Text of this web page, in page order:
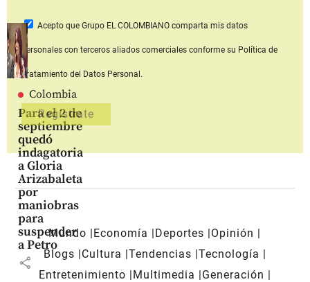
Colombia
Para el 2 de
septiembre
quedó
indagatoria
a Gloria
Arizabaleta
por
maniobras
para
suspender
a Petro
share
Acepto que Grupo EL COLOMBIANOcomparta mis datos
personales con terceros aliados comerciales conforme su Política de
Tratamiento del Datos Personal.
Mundo Economía Deportes
Opinión
Blogs
Cultura Tendencias Tecnología
Entretenimiento
Multimedia
Generación